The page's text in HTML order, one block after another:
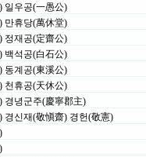
일우공(一愚公)
만휴당(萬休堂)
정재공(定齋公)
백석공(白石公)
동계공(東溪公)
천휴공(天休公)
경녕군주(慶寧郡主)
경신재(敬愼齋) 경헌(敬憲)